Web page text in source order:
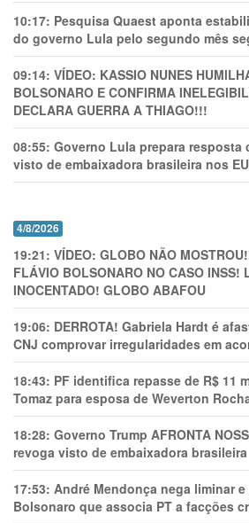
10:17: Pesquisa Quaest aponta
do governo Lula pelo segundo mês
09:14: VÍDEO: KASSIO NUNES
BOLSONARO E CONFIRMA
DECLARA GUERRA A THIAGO!!!
08:55: Governo Lula prepara resposta
visto de embaixadora brasileira nos
4/8/2026
19:21: VÍDEO: GLOBO NÃO
FLÁVIO BOLSONARO NO CASO INSS!
INOCENTADO! GLOBO ABAFOU
19:06: DERROTA! Gabriela Hardt é
CNJ comprovar irregularidades em
18:43: PF identifica repasse de R$ 11
Tomaz para esposa de Weverton
18:28: Governo Trump AFRONTA
revoga visto de embaixadora brasileira
17:53: André Mendonça nega liminar
Bolsonaro que associa PT a facções